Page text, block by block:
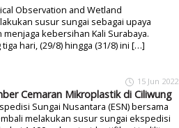
Observation and Wetland
susur sungai sebagai upaya
kebersihan Kali Surabaya.
hari, (29/8) hingga (31/8) ini […]
15 Jun 2022
Cemaran Mikroplastik di Ciliwung
Sungai Nusantara (ESN) bersama
melakukan susur sungai ekspedisi